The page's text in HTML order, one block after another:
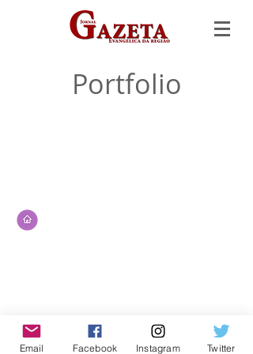
Portfolio
Email Facebook Instagram Twitter